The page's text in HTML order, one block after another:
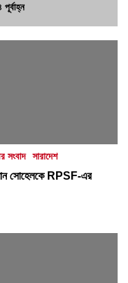
সংবাদ সারাদেশ
সোহেলকে RPSF-এর